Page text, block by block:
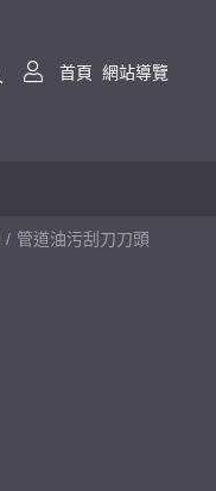
首頁 網站導覽
管道油污刮刀刀頭